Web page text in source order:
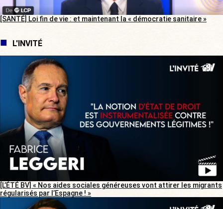
[SANTÉ] Loi fin de vie : et maintenant la « démocratie sanitaire »
L'INVITÉ
[L’ÉTÉ BV] « Nos aides sociales généreuses vont attirer les migrants
régularisés par l’Espagne ! »